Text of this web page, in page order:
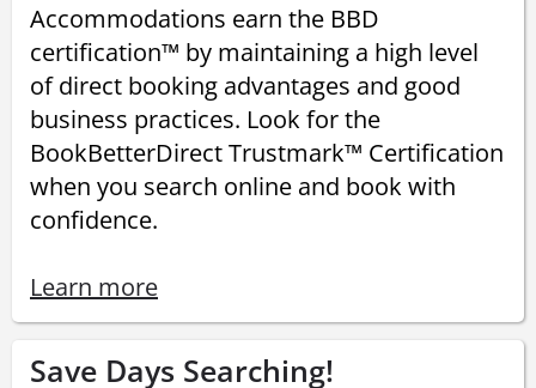
Accommodations earn the BBD
certification™ by maintaining a high level
of direct booking advantages and good
business practices. Look for the
BookBetterDirect Trustmark™ Certification
when you search online and book with
confidence.
Learn more
Save Days Searching!